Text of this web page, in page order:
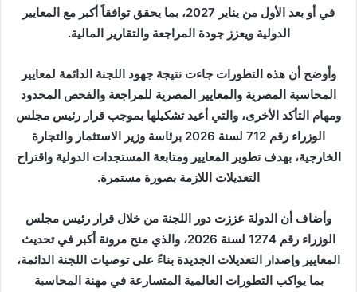
في أو بعد الأول من يناير 2027، بما يحقق توافقاً أكبر مع المعايير
الدولية ويعزز جودة المراجعة والتقارير المالية.
وأوضح أن هذه التطورات جاءت نتيجة جهود اللجنة الدائمة لمعايير
المحاسبة المصرية والمعايير المصرية للمراجعة والفحص المحدود
ومهام التأكد الأخرى، والتي أعيد تشكيلها بموجب قرار رئيس مجلس
الوزراء رقم 712 لسنة 2026 برئاسة وزير الاستثمار والتجارة
الخارجية، بهدف تطوير المعايير ومتابعة المستجدات الدولية واقتراح
التعديلات اللازمة بصورة مستمرة.
وأضاف أن الدولة عززت دور اللجنة من خلال قرار رئيس مجلس
الوزراء رقم 1274 لسنة 2026، والذي منح مرونة أكبر في تحديث
المعايير وإصدار التعديلات الجديدة بناءً على توصيات اللجنة الدائمة،
بما يواكب التطورات العالمية المتسارعة في مهنة المحاسبة